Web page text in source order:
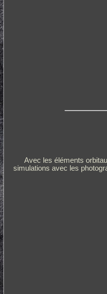
Avec les éléments
simulations avec les